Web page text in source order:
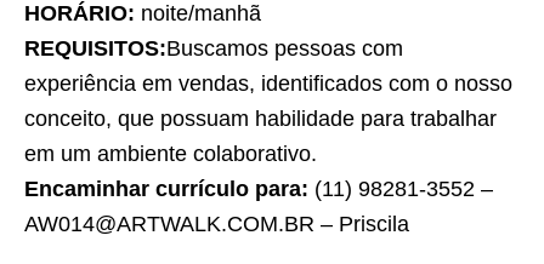
HORÁRIO: noite/manhã
REQUISITOS:Buscamos pessoas com
experiência em vendas, identificados com o nosso
conceito, que possuam habilidade para trabalhar
em um ambiente colaborativo.
Encaminhar currículo para: (11) 98281-3552 –
AW014@ARTWALK.COM.BR – Priscila